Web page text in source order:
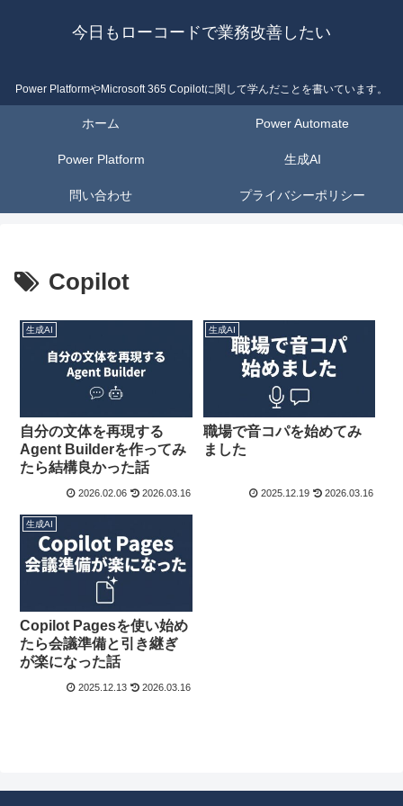
今日もローコードで業務改善したい
Power PlatformやMicrosoft 365 Copilotに関して学んだことを書いています。
ホーム Power Automate
Power Platform 生成AI
問い合わせ プライバシーポリシー
Copilot
生成AI
自分の文体を再現する
Agent Builderを作ってみ
たら結構良かった話
2026.02.06 2026.03.16
生成AI
職場で音コパを始めてみ
ました
2025.12.19 2026.03.16
生成AI
Copilot Pagesを使い始め
たら会議準備と引き継ぎ
が楽になった話
2025.12.13 2026.03.16